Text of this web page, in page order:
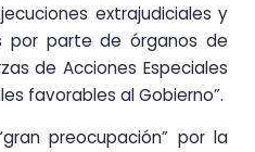
extrajudiciales y
por parte de órganos de
de Acciones Especiales
favorables al Gobierno”.
preocupación” por la